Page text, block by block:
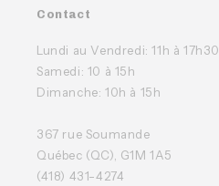
Contact
Lundi au Vendredi: 11h à 17h30
Samedi: 10 à 15h
Dimanche: 10h à 15h
367 rue Soumande
Québec (QC), G1M 1A5
(418) 431-4274